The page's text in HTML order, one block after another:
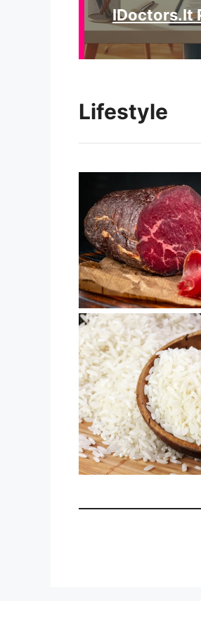
IDoctors.it
Lifestyle